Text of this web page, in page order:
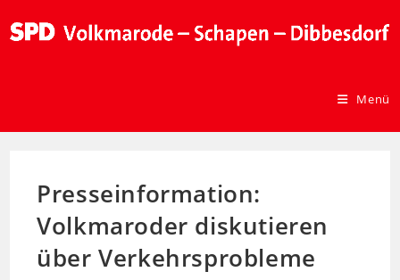
Menü
Presseinformation:
Volkmaroder diskutieren
über Verkehrsprobleme